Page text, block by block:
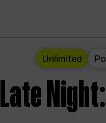
Unlimited
Late